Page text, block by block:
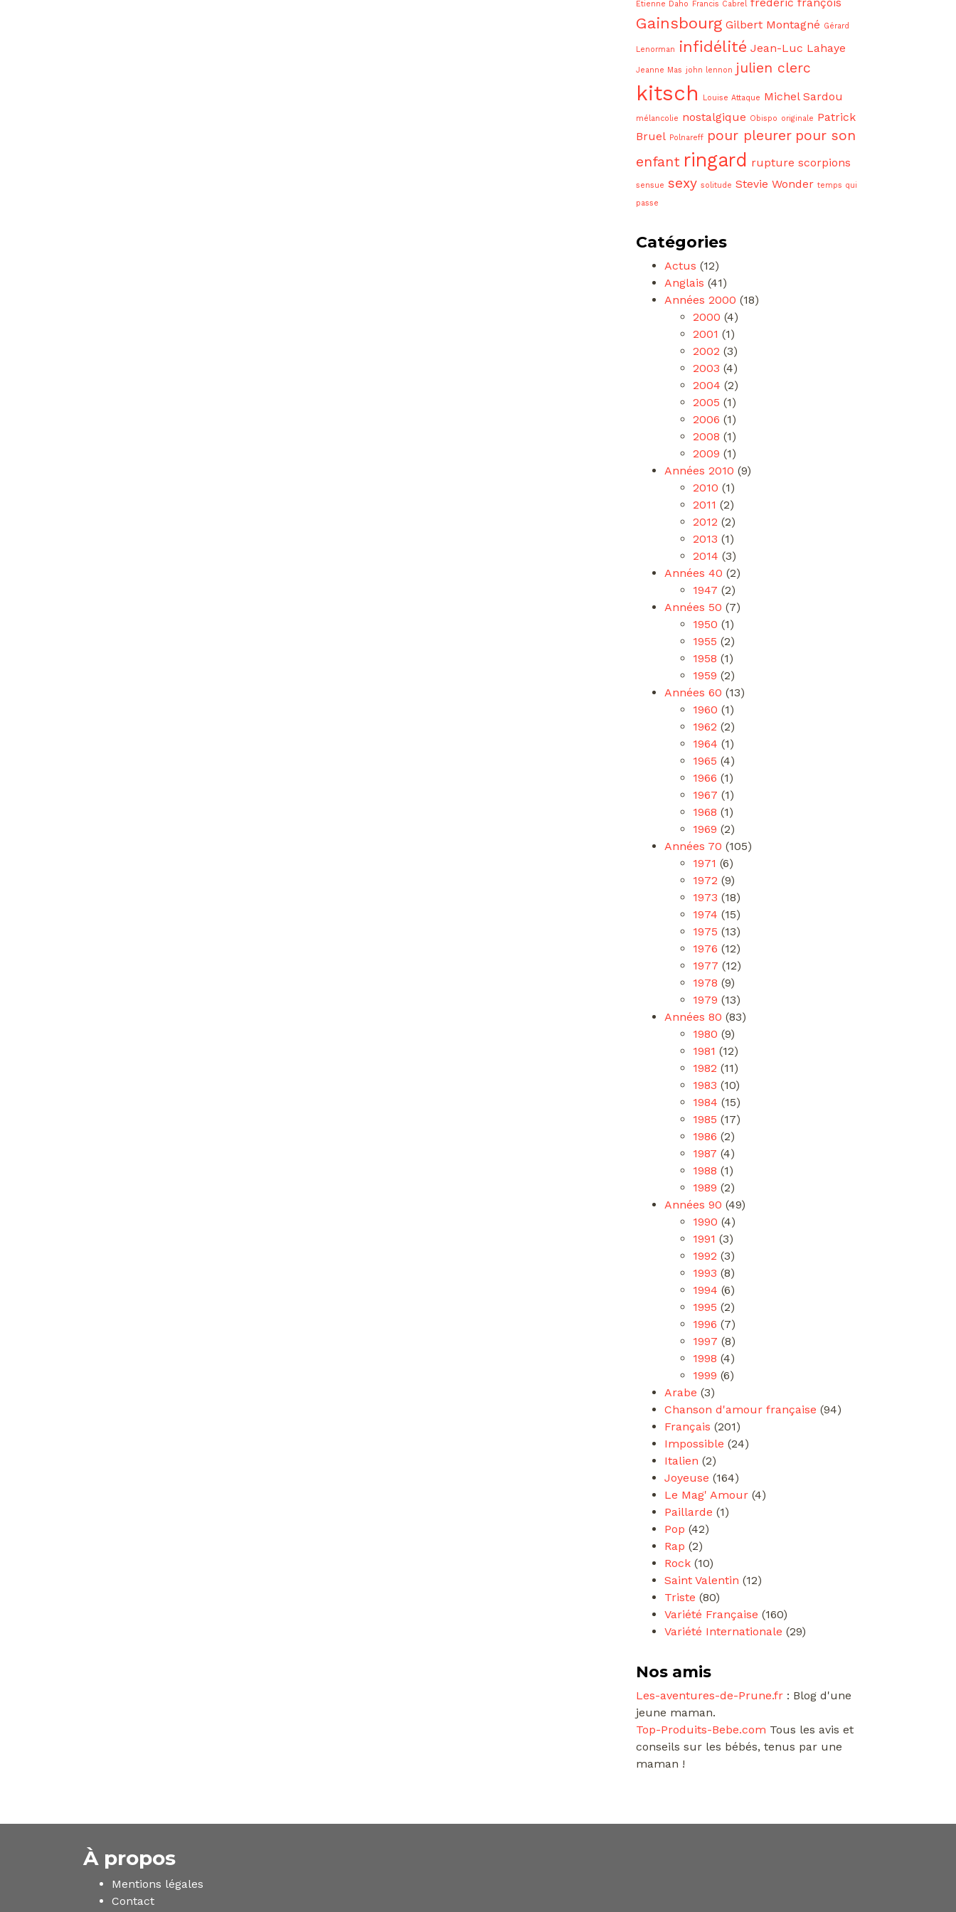
Etienne Daho Francis Cabrel
Gainsbourg Gilbert Montagné Gérard
Lenorman infidélité Jean-Luc Lahaye
Jeanne Mas john lennon julien clerc
kitsch Louise Attaque Michel Sardou
mélancolie nostalgique Obispo originale Patrick
Bruel Polnareff pour pleurer pour son
enfant ringard rupture scorpions
sensue sexy solitude Stevie Wonder temps qui
passe
Catégories
Actus (12)
Anglais (41)
Années 2000 (18)
2000 (4)
2001 (1)
2002 (3)
2003 (4)
2004 (2)
2005 (1)
2006 (1)
2008 (1)
2009 (1)
Années 2010 (9)
2010 (1)
2011 (2)
2012 (2)
2013 (1)
2014 (3)
Années 40 (2)
1947 (2)
Années 50 (7)
1950 (1)
1955 (2)
1958 (1)
1959 (2)
Années 60 (13)
1960 (1)
1962 (2)
1964 (1)
1965 (4)
1966 (1)
1967 (1)
1968 (1)
1969 (2)
Années 70 (105)
1971 (6)
1972 (9)
1973 (18)
1974 (15)
1975 (13)
1976 (12)
1977 (12)
1978 (9)
1979 (13)
Années 80 (83)
1980 (9)
1981 (12)
1982 (11)
1983 (10)
1984 (15)
1985 (17)
1986 (2)
1987 (4)
1988 (1)
1989 (2)
Années 90 (49)
1990 (4)
1991 (3)
1992 (3)
1993 (8)
1994 (6)
1995 (2)
1996 (7)
1997 (8)
1998 (4)
1999 (6)
Arabe (3)
Chanson d'amour française (94)
Français (201)
Impossible (24)
Italien (2)
Joyeuse (164)
Le Mag' Amour (4)
Paillarde (1)
Pop (42)
Rap (2)
Rock (10)
Saint Valentin (12)
Triste (80)
Variété Française (160)
Variété Internationale (29)
Nos amis
Les-aventures-de-Prune.fr : Blog d'une
jeune maman.
Top-Produits-Bebe.com Tous les avis et
conseils sur les bébés, tenus par une
maman !
À propos
Mentions légales
Contact